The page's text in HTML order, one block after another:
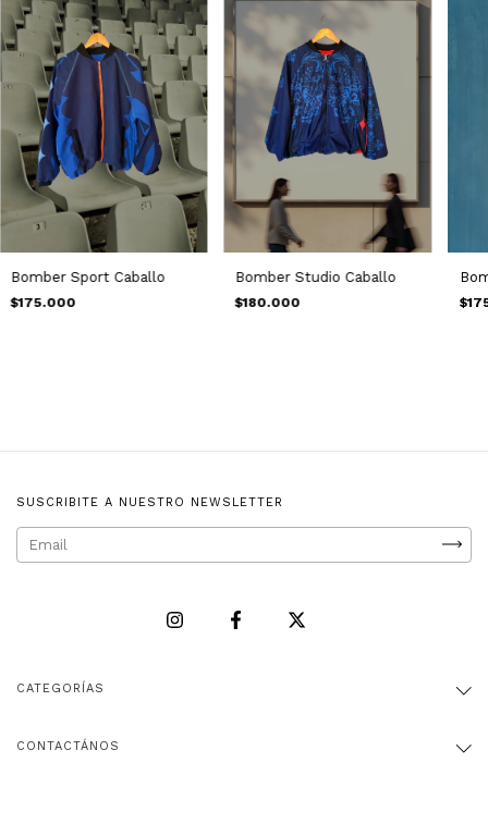
Bomber Sport Caballo
$175.000
Bomber Studio Caballo
$180.000
SUSCRIBITE A NUESTRO NEWSLETTER
CATEGORÍAS
CONTACTÁNOS